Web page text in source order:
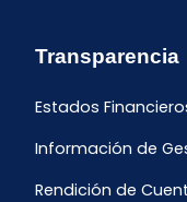
Transparencia
Estados
Información de
Rendición de